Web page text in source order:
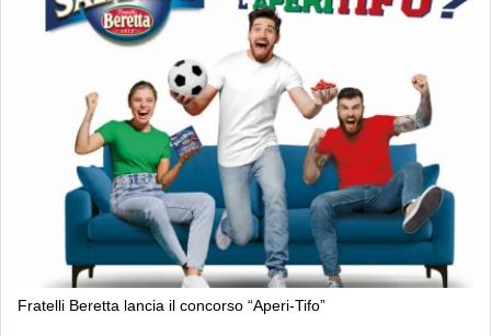
Fratelli Beretta lancia il concorso “Aperi-Tifo”